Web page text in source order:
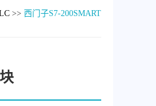
>> 西门子S7-200SMART